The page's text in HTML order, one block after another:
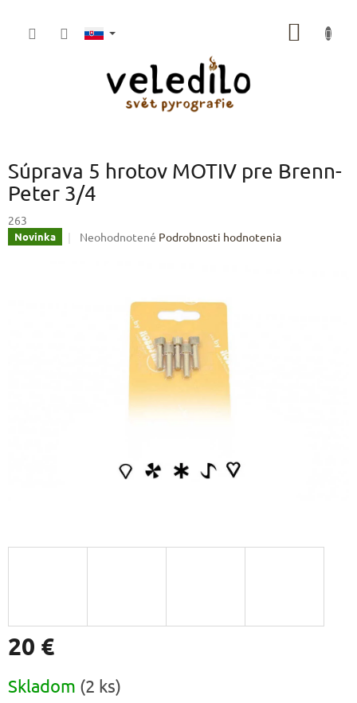
Súprava 5 hrotov MOTIV pre Brenn-
Peter 3/4
263
Novinka
Priemerné
hviezdičiek.
Neohodnotené Podrobnosti hodnotenia
20 €
cena:
Skladom (2 ks)